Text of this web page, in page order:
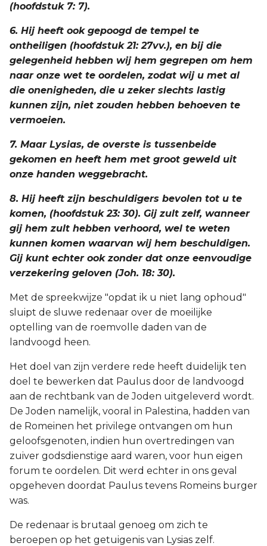
(hoofdstuk 7: 7).
6. Hij heeft ook gepoogd de tempel te
ontheiligen (hoofdstuk 21: 27vv.), en bij die
gelegenheid hebben wij hem gegrepen om hem
naar onze wet te oordelen, zodat wij u met al
die onenigheden, die u zeker slechts lastig
kunnen zijn, niet zouden hebben behoeven te
vermoeien.
7. Maar Lysias, de overste is tussenbeide
gekomen en heeft hem met groot geweld uit
onze handen weggebracht.
8. Hij heeft zijn beschuldigers bevolen tot u te
komen, (hoofdstuk 23: 30). Gij zult zelf, wanneer
gij hem zult hebben verhoord, wel te weten
kunnen komen waarvan wij hem beschuldigen.
Gij kunt echter ook zonder dat onze eenvoudige
verzekering geloven (Joh. 18: 30).
Met de spreekwijze "opdat ik u niet lang ophoud"
sluipt de sluwe redenaar over de moeilijke
optelling van de roemvolle daden van de
landvoogd heen.
Het doel van zijn verdere rede heeft duidelijk ten
doel te bewerken dat Paulus door de landvoogd
aan de rechtbank van de Joden uitgeleverd wordt.
De Joden namelijk, vooral in Palestina, hadden van
de Romeinen het privilege ontvangen om hun
geloofsgenoten, indien hun overtredingen van
zuiver godsdienstige aard waren, voor hun eigen
forum te oordelen. Dit werd echter in ons geval
opgeheven doordat Paulus tevens Romeins burger
was.
De redenaar is brutaal genoeg om zich te
beroepen op het getuigenis van Lysias zelf.